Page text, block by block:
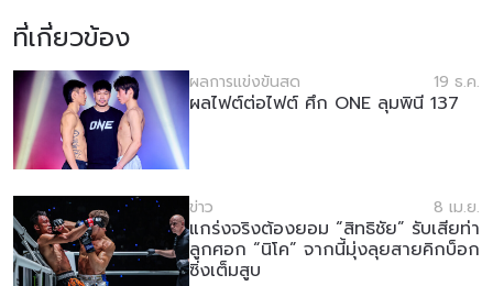
ที่เกี่ยวข้อง
ผลการแข่งขันสด 19 ธ.ค.
ผลไฟต์ต่อไฟต์ ศึก ONE ลุมพินี 137
ข่าว 8 เม.ย.
แกร่งจริงต้องยอม “สิทธิชัย” รับเสียท่า
ลูกศอก “นิโค” จากนี้มุ่งลุยสายคิกบ็อก
ซิ่งเต็มสูบ